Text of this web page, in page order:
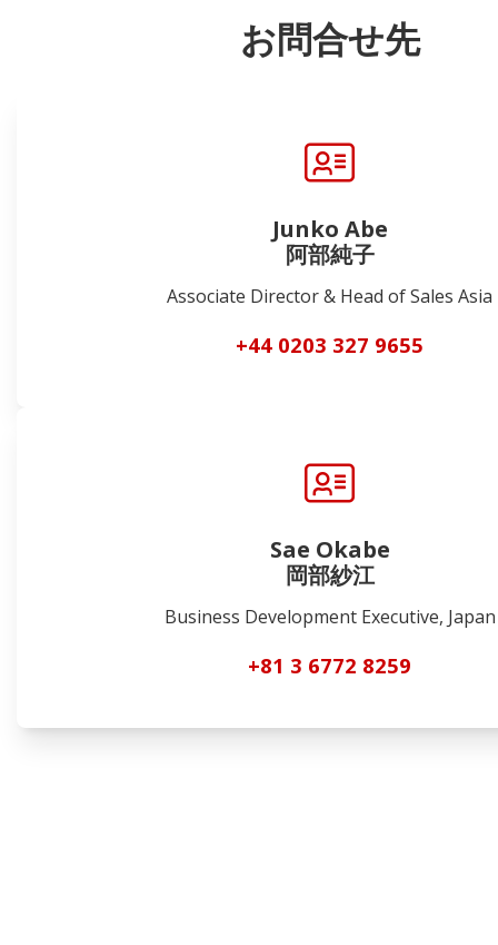
お問合せ先
Junko Abe
阿部純子
Associate Director & Head of Sales Asia
+44 0203 327 9655
Sae Okabe
岡部紗江
Business Development Executive, Japan
+81 3 6772 8259